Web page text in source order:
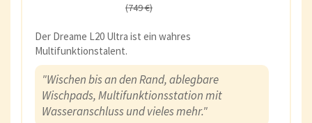
(749 €)
Der Dreame L20 Ultra ist ein wahres
Multifunktionstalent.
"Wischen bis an den Rand, ablegbare
Wischpads, Multifunktionsstation mit
Wasseranschluss und vieles mehr."